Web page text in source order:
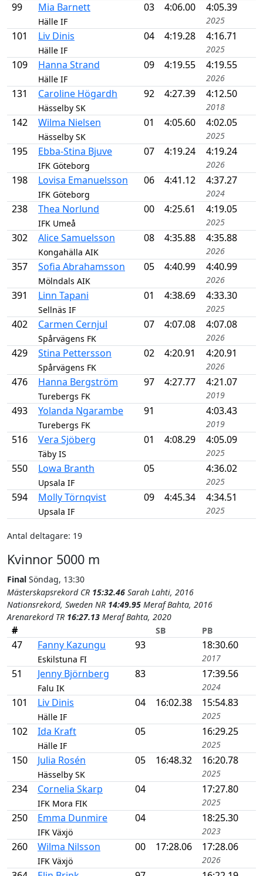
99 Mia Barnett
Hälle IF
03 4:06.00 4:05.39
2025
101 Liv Dinis
Hälle IF
04 4:19.28 4:16.71
2025
109 Hanna Strand
Hälle IF
09 4:19.55 4:19.55
2026
131 Caroline Högardh
Hässelby SK
92 4:27.39 4:12.50
2018
142 Wilma Nielsen
Hässelby SK
01 4:05.60 4:02.05
2025
195 Ebba-Stina Bjuve
IFK Göteborg
07 4:19.24 4:19.24
2026
198 Lovisa Emanuelsson
IFK Göteborg
06 4:41.12 4:37.27
2024
238 Thea Norlund
IFK Umeå
00 4:25.61 4:19.05
2025
302 Alice Samuelsson
Kongahälla AIK
08 4:35.88 4:35.88
2026
357 Sofia Abrahamsson
Mölndals AIK
05 4:40.99 4:40.99
2026
391 Linn Tapani
Sellnäs IF
01 4:38.69 4:33.30
2025
402 Carmen Cernjul
Spårvägens FK
07 4:07.08 4:07.08
2026
429 Stina Pettersson
Spårvägens FK
02 4:20.91 4:20.91
2026
476 Hanna Bergström
Turebergs FK
97 4:27.77 4:21.07
2019
493 Yolanda Ngarambe
Turebergs FK
91 4:03.43
2019
516 Vera Sjöberg
Täby IS
01 4:08.29 4:05.09
2025
550 Lowa Branth
Upsala IF
05 4:36.02
2025
594 Molly Törnqvist
Upsala IF
09 4:45.34 4:34.51
2025
Antal deltagare: 19
Kvinnor 5000 m
Final Söndag, 13:30
Mästerskapsrekord CR 15:32.46 Sarah Lahti, 2016
Nationsrekord, Sweden NR 14:49.95 Meraf Bahta, 2016
Arenarekord TR 16:27.13 Meraf Bahta, 2020
# SB PB
47 Fanny Kazungu
Eskilstuna FI
93 18:30.60
2017
51 Jenny Björnberg
Falu IK
83 17:39.56
2024
101 Liv Dinis
Hälle IF
04 16:02.38 15:54.83
2025
102 Ida Kraft
Hälle IF
05 16:29.25
2025
150 Julia Rosén
Hässelby SK
05 16:48.32 16:20.78
2025
234 Cornelia Skarp
IFK Mora FIK
04 17:27.80
2025
250 Emma Dunmire
IFK Växjö
04 18:25.30
2023
260 Wilma Nilsson
IFK Växjö
00 17:28.06 17:28.06
2026